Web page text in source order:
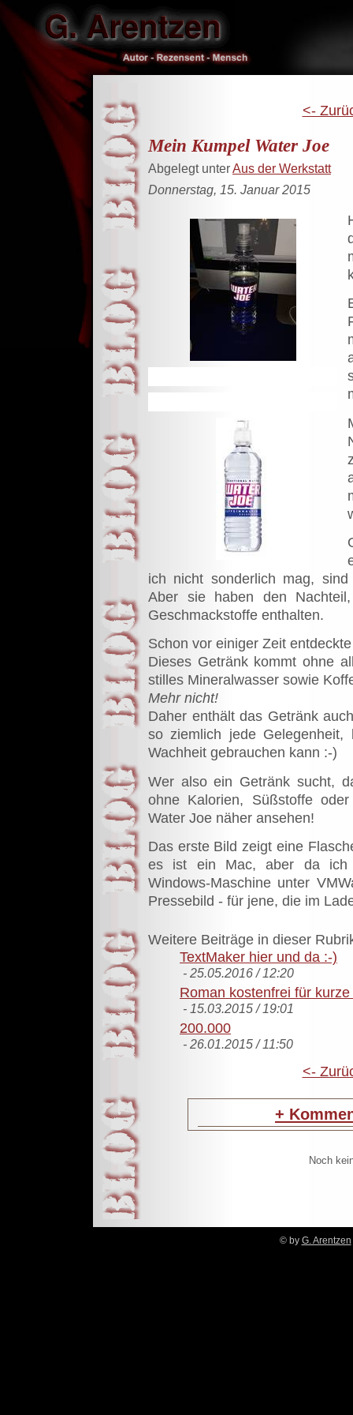
<-
Mein Kumpel Water Joe
Abgelegt unterAus der Werkstatt
Donnerstag, 15. Januar 2015
ich nicht sonderlich mag,
Aber sie haben den
Geschmackstoffe enthalten.
Schon vor einiger Zeit
Dieses Getränk kommt ohne
stilles Mineralwasser sowie
Mehr nicht!
Daher enthält das Getränk
so ziemlich jede
Wachheit gebrauchen kann :-)
Wer also ein Getränk sucht,
ohne Kalorien, Süßstoffe
Water Joe näher ansehen!
Das erste Bild zeigt eine
es ist ein Mac, aber da ich
Windows-Maschine unter
Pressebild - für jene, die im
Weitere Beiträge in dieser
TextMaker hier und da :-)
- 25.05.2016 / 12:20
Roman kostenfrei für
- 15.03.2015 / 19:01
200.000
- 26.01.2015 / 11:50
<-
+
Noch
© by G. Arentzen